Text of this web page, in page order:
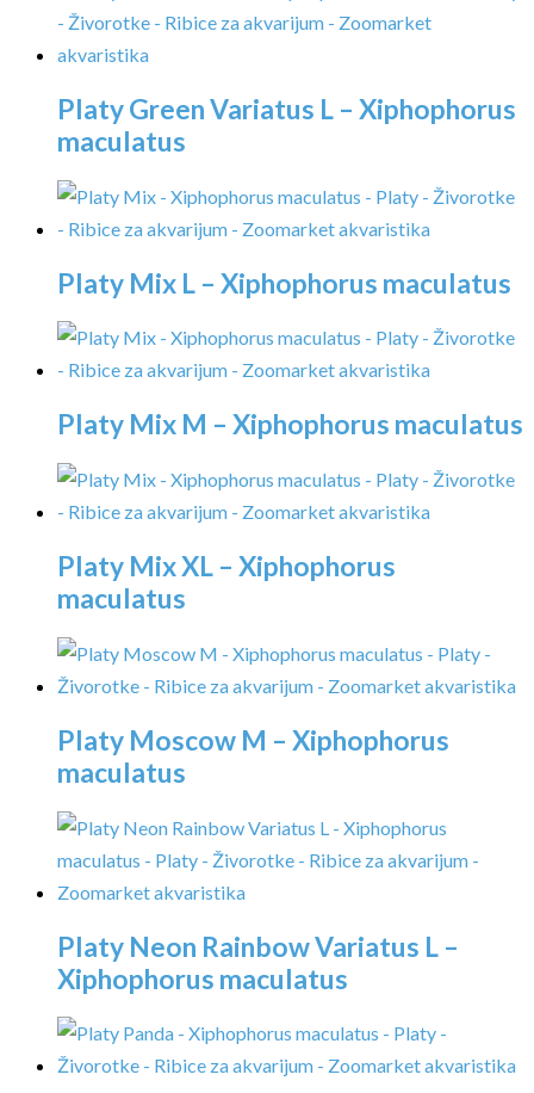
Platy Green Variatus L – Xiphophorus
maculatus
Platy Mix L – Xiphophorus maculatus
Platy Mix M – Xiphophorus maculatus
Platy Mix XL – Xiphophorus
maculatus
Platy Moscow M – Xiphophorus
maculatus
Platy Neon Rainbow Variatus L –
Xiphophorus maculatus